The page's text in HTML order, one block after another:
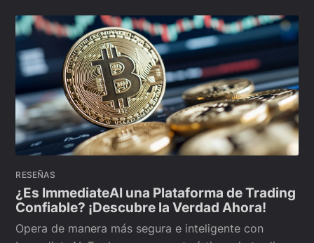
RESEÑAS
¿Es ImmediateAI una Plataforma de Trading
Confiable? ¡Descubre la Verdad Ahora!
Opera de manera más segura e inteligente con